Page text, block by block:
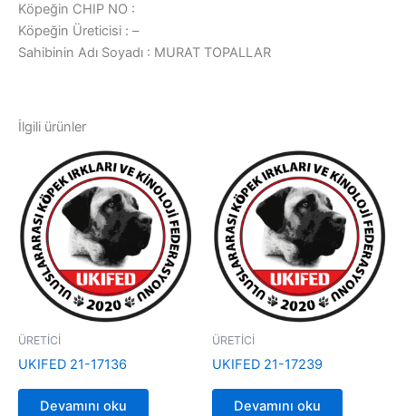
Köpeğin CHIP NO :
Köpeğin Üreticisi : –
Sahibinin Adı Soyadı : MURAT TOPALLAR
İlgili ürünler
ÜRETİCİ
UKIFED 21-17136
Devamını oku
ÜRETİCİ
UKIFED 21-17239
Devamını oku